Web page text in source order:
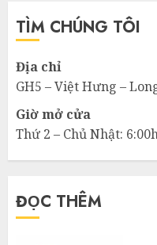
TÌM CHÚNG TÔI
Địa chỉ
GH5 – Việt Hưng –
Giờ mở cửa
Thứ 2 – Chủ Nhật:
ĐỌC THÊM